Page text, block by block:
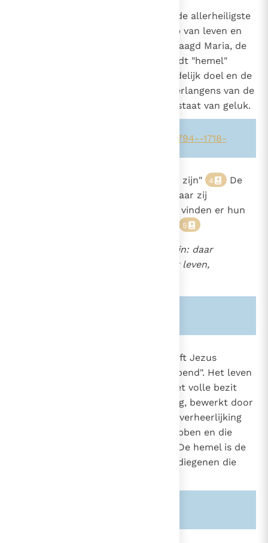
Dit volmaakte leven samen met de allerheiligste
Drie-eenheid, deze gemeenschap van leven en
liefde met de Drie-eenheid, de Maagd Maria, de
engelen en alle gelukzaligen wordt "hemel"
genoemd. De hemel is het uiteindelijk doel en de
verwezenlijking van de diepste verlangens van de
mens, de hoogste en definitieve staat van geluk.
-2794--1718-
Leven in de hemel is "bij Christus zijn" 4
De
uitverkorenen leven "in Hem" , maar zij
behouden er, of beter gezegd, zij vinden er hun
5
Want leven is bij Christus zijn: daar
waar Christus is, daar is het leven,
Door zijn dood en verrijzenis heeft Jezus
Christus voor ons de hemel "geopend". Het leven
van de gelukzaligen bestaat in het volle bezit
van de vruchten van de verlossing, bewerkt door
Christus, die hen in zijn hemelse verheerlijking
laat delen die in Hem geloofd hebben en die
trouw gebleven zijn aan zijn wil. De hemel is de
gelukzalige gemeenschap van al diegenen die